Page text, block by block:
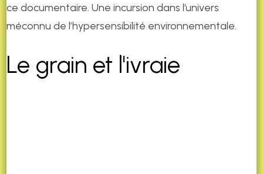
ce documentaire. Une incursion dans l’univers
méconnu de l’hypersensibilité environnementale.
Le grain et l'ivraie